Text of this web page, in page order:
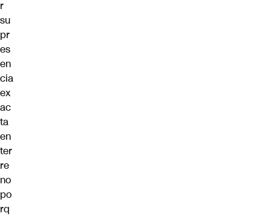
r
su
pr
es
en
cia
ex
ac
ta
en
ter
re
no
po
rq